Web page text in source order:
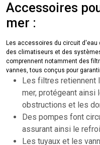
Accessoires
mer :
Les accessoires du circuit
des climatiseurs et des
comprennent notamment des
vannes, tous conçus pour
Les filtres retiennent
mer, protégeant
obstructions et les
Des pompes font
assurant ainsi le
Les tuyaux et les